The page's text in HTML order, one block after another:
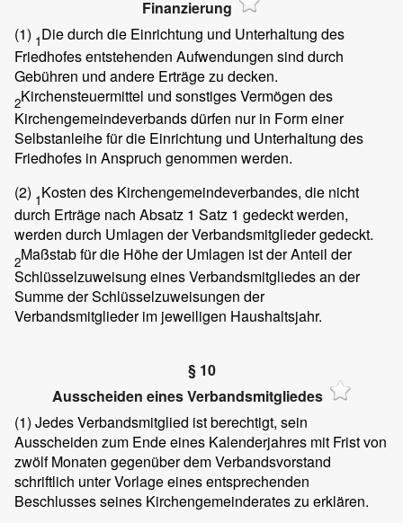
Finanzierung
(1) 1Die durch die Einrichtung und Unterhaltung des
Friedhofes entstehenden Aufwendungen sind durch
Gebühren und andere Erträge zu decken.
2Kirchensteuermittel und sonstiges Vermögen des
Kirchengemeindeverbands dürfen nur in Form einer
Selbstanleihe für die Einrichtung und Unterhaltung des
Friedhofes in Anspruch genommen werden.
(2) 1Kosten des Kirchengemeindeverbandes, die nicht
durch Erträge nach Absatz 1 Satz 1 gedeckt werden,
werden durch Umlagen der Verbandsmitglieder gedeckt.
2Maßstab für die Höhe der Umlagen ist der Anteil der
Schlüsselzuweisung eines Verbandsmitgliedes an der
Summe der Schlüsselzuweisungen der
Verbandsmitglieder im jeweiligen Haushaltsjahr.
§ 10
Ausscheiden eines Verbandsmitgliedes
(1) Jedes Verbandsmitglied ist berechtigt, sein
Ausscheiden zum Ende eines Kalenderjahres mit Frist von
zwölf Monaten gegenüber dem Verbandsvorstand
schriftlich unter Vorlage eines entsprechenden
Beschlusses seines Kirchengemeinderates zu erklären.